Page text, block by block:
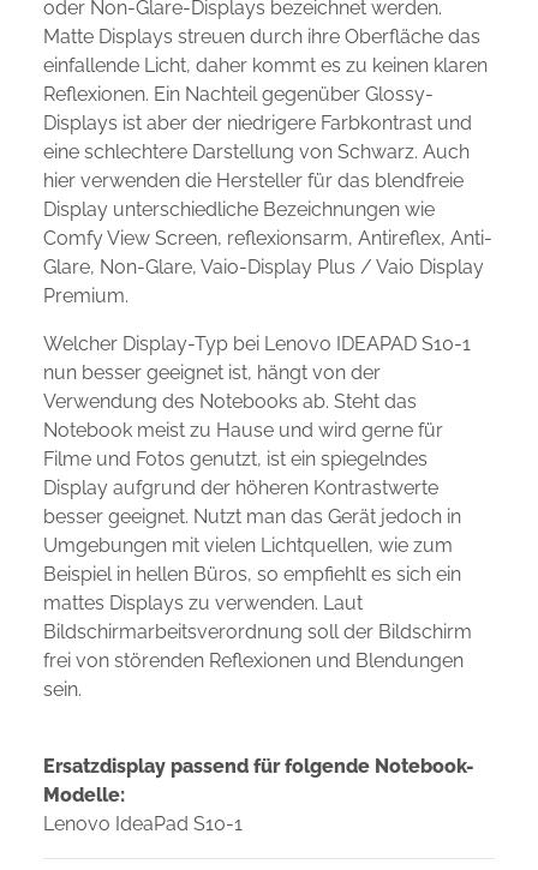
oder Non-Glare-Displays bezeichnet werden.
Matte Displays streuen durch ihre Oberfläche das
einfallende Licht, daher kommt es zu keinen klaren
Reflexionen. Ein Nachteil gegenüber Glossy-
Displays ist aber der niedrigere Farbkontrast und
eine schlechtere Darstellung von Schwarz. Auch
hier verwenden die Hersteller für das blendfreie
Display unterschiedliche Bezeichnungen wie
Comfy View Screen, reflexionsarm, Antireflex, Anti-
Glare, Non-Glare, Vaio-Display Plus / Vaio Display
Premium.
Welcher Display-Typ bei Lenovo IDEAPAD S10-1
nun besser geeignet ist, hängt von der
Verwendung des Notebooks ab. Steht das
Notebook meist zu Hause und wird gerne für
Filme und Fotos genutzt, ist ein spiegelndes
Display aufgrund der höheren Kontrastwerte
besser geeignet. Nutzt man das Gerät jedoch in
Umgebungen mit vielen Lichtquellen, wie zum
Beispiel in hellen Büros, so empfiehlt es sich ein
mattes Displays zu verwenden. Laut
Bildschirmarbeitsverordnung soll der Bildschirm
frei von störenden Reflexionen und Blendungen
sein.
Ersatzdisplay passend für folgende Notebook-
Modelle:
Lenovo IdeaPad S10-1